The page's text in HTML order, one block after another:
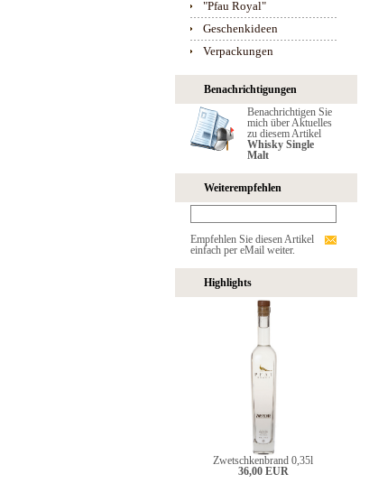
"Pfau Royal"
Geschenkideen
Verpackungen
Benachrichtigungen
Benachrichtigen Sie
mich über Aktuelles
zu diesem Artikel
Whisky Single
Malt
Weiterempfehlen
Empfehlen Sie diesen Artikel
einfach per eMail weiter.
Highlights
Zwetschkenbrand 0,35l
36,00 EUR